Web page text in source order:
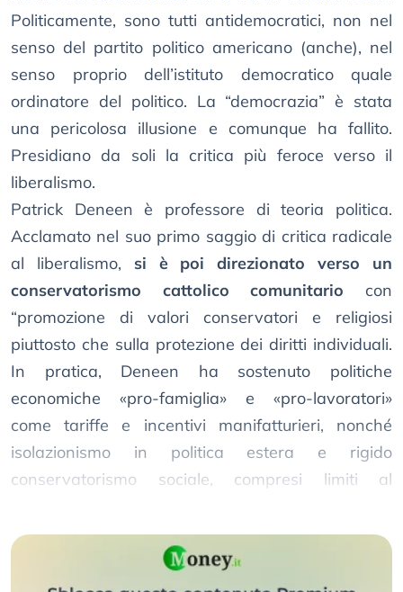
Politicamente, sono tutti antidemocratici, non nel
senso del partito politico americano (anche), nel
senso proprio dell’istituto democratico quale
ordinatore del politico. La “democrazia” è stata
una pericolosa illusione e comunque ha fallito.
Presidiano da soli la critica più feroce verso il
liberalismo.
Patrick Deneen è professore di teoria politica.
Acclamato nel suo primo saggio di critica radicale
al liberalismo, si è poi direzionato verso un
conservatorismo cattolico comunitario con
“promozione di valori conservatori e religiosi
piuttosto che sulla protezione dei diritti individuali.
In pratica, Deneen ha sostenuto politiche
economiche «pro-famiglia» e «pro-lavoratori»
come tariffe e incentivi manifatturieri, nonché
isolazionismo in politica estera e rigido
conservatorismo sociale, compresi limiti al